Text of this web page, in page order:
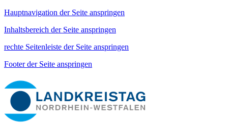
Hauptnavigation der Seite anspringen
Inhaltsbereich der Seite anspringen
rechte Seitenleiste der Seite anspringen
Footer der Seite anspringen